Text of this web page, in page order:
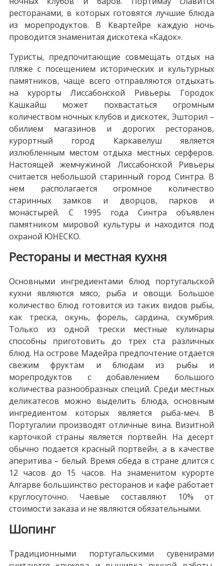
ресторанами, в которых готовятся лучшие блюда
из морепродуктов. В Квартейре каждую ночь
проводится знаменитая дискотека «Кадок».
Туристы, предпочитающие совмещать отдых на
пляже с посещением исторических и культурных
памятников, чаще всего отправляются отдыхать
на курорты Лиссабонской Ривьеры. Городок
Кашкайш может похвастаться огромным
количеством ночных клубов и дискотек, Эшторил –
обилием магазинов и дорогих ресторанов,
курортный город Каркавелуш является
излюбленным местом отдыха местных серферов.
Настоящей жемчужиной Лиссабонской Ривьеры
считается небольшой старинный город Синтра. В
нем располагается огромное количество
старинных замков и дворцов, парков и
монастырей. С 1995 года Синтра объявлен
памятником мировой культуры и находится под
охраной ЮНЕСКО.
Рестораны и местная кухня
Основными ингредиентами блюд португальской
кухни являются мясо, рыба и овощи. Большое
количество блюд готовится из таких видов рыбы,
как треска, окунь, форель, сардина, скумбрия.
Только из одной трески местные кулинары
способны приготовить до трех ста различных
блюд. На острове Мадейра предпочтение отдается
свежим фруктам и блюдам из рыбы и
морепродуктов с добавлением большого
количества разнообразных специй. Среди местных
деликатесов можно выделить блюда, основным
ингредиентом которых является рыба-меч. В
Португалии производят отличные вина. Визитной
карточкой страны является портвейн. На десерт
обычно подается красный портвейн, а в качестве
аперитива – белый. Время обеда в стране длится с
12 часов до 15 часов. На знаменитом курорте
Алгарве большинство ресторанов и кафе работает
круглосуточно. Чаевые составляют 10% от
стоимости заказа и не являются обязательными.
Шопинг
Традиционными португальскими сувенирами